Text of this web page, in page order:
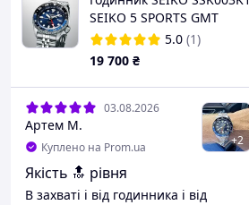
SEIKO 5 SPORTS GMT
5.0 (1)
19 700 ₴
03.08.2026
Артем М.
Куплено на Prom.ua +2
Якість 🔝 рівня
В захваті і від годинника і від